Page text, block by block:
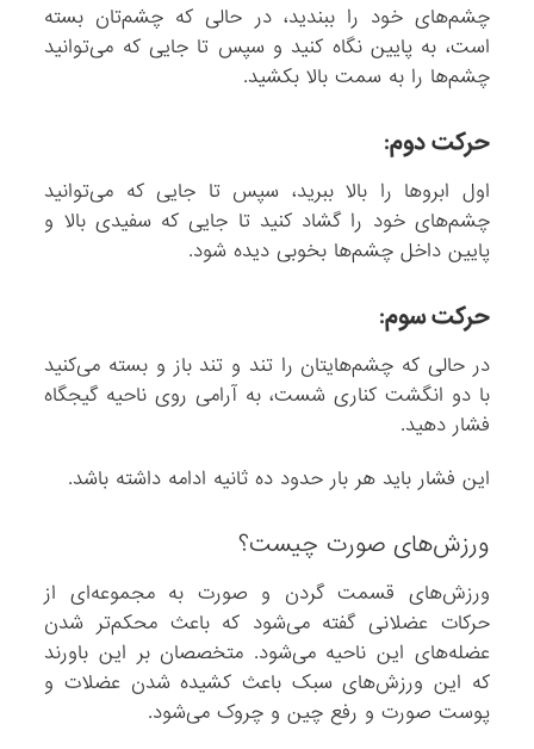
چشم‌های خود را ببندید، در حالی که چشم‌تان بسته
است، به پایین نگاه کنید و سپس تا جایی که می‌توانید
چشم‌ها را به سمت بالا بکشید.
حرکت دوم:
اول ابروها را بالا ببرید، سپس تا جایی که می‌توانید
چشم‌های خود را گشاد کنید تا جایی که سفیدی بالا و
پایین داخل چشم‌ها بخوبی دیده شود.
حرکت سوم:
در حالی که چشم‌هایتان را تند و تند باز و بسته می‌کنید
با دو انگشت کناری شست، به آرامی روی ناحیه گیجگاه
فشار دهید.
این فشار باید هر بار حدود ده ثانیه ادامه داشته باشد.
ورزش‌های صورت چیست؟
ورزش‌های قسمت گردن و صورت به مجموعه‌ای از
حرکات عضلانی گفته می‌شود که باعث محکم‌تر شدن
عضله‌های این ناحیه می‌شود. متخصصان بر این باورند
که این ورزش‌های سبک باعث کشیده شدن عضلات و
پوست صورت و رفع چین و چروک می‌شود.